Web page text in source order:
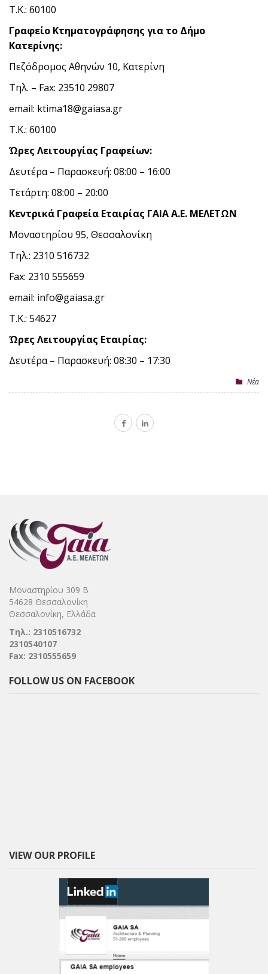
Τ.Κ.: 60100
Γραφείο Κτηματογράφησης για το Δήμο
Κατερίνης:
Πεζόδρομος Αθηνών 10, Κατερίνη
Τηλ. – Fax: 23510 29807
email: ktima18@gaiasa.gr
Τ.Κ.: 60100
Ώρες Λειτουργίας Γραφείων:
Δευτέρα – Παρασκευή: 08:00 – 16:00
Τετάρτη: 08:00 – 20:00
Κεντρικά Γραφεία Εταιρίας ΓΑΙΑ Α.Ε. ΜΕΛΕΤΩΝ
Μοναστηρίου 95, Θεσσαλονίκη
Τηλ.: 2310 516732
Fax: 2310 555659
email: info@gaiasa.gr
Τ.Κ.: 54627
Ώρες Λειτουργίας Εταιρίας:
Δευτέρα – Παρασκευή: 08:30 – 17:30
Nέα
Μοναστηρίου 309 Β
54628 Θεσσαλονίκη
Θεσσαλονίκη, Ελλάδα
Τηλ.: 2310516732
2310540107
Fax: 2310555659
FOLLOW US ON FACEBOOK
VIEW OUR PROFILE